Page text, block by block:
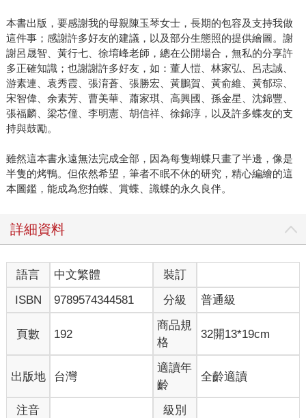
本書出版，要感謝我的母親陳玉琴女士，長期的包容及支持我做
這件事；感謝許多好友的建議，以及部分生態照的提供繪圖。謝
謝呂晟智、黃行七、徐堉峰老師，總在公開場合，無私的分享許
多正確知識；也謝謝許多好友，如：董人愷、林家弘、呂志誠、
游素連、袁秀霞、張淯蒼、張勝宏、黃鵬賀、黃俞維、黃郁琮、
宋智偉、余素芳、曹美華、蕭家琪、高興國、孫金星、沈錦豐、
張福麟、梁芯僮、李明憲、胡信祥、徐錦淳，以及許多蝶友的支
持與鼓勵。
雖然這本書永遠無法完成全部，因為每隻蝴蝶只畫了半邊，像是
半隻的烤鴨。但依然希望，筆者不眠不休的研究，精心編繪的這
本圖鑑，能成為您拍蝶、賞蝶、識蝶的永久良伴。
詳細資料
語言 中文繁體
裝訂
ISBN
9789574344581 分級 普通級
頁數 192
商品規
格
32開13*19cm
出版地 台灣
適讀年
齡
全齡適讀
注音 級別